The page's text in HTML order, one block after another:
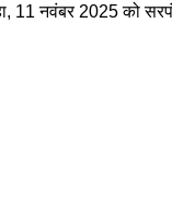
11 नवंबर 2025 को